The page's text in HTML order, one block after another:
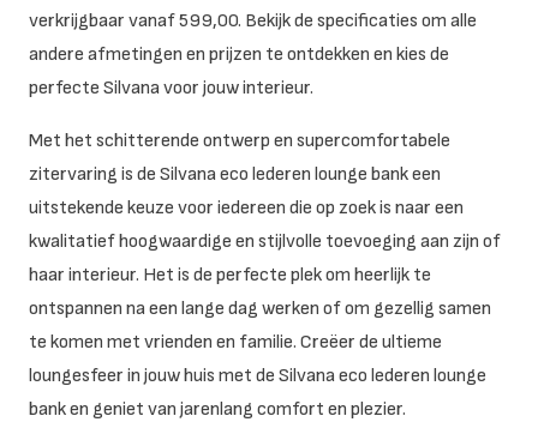
verkrijgbaar vanaf 599,00. Bekijk de specificaties om alle
andere afmetingen en prijzen te ontdekken en kies de
perfecte Silvana voor jouw interieur.
Met het schitterende ontwerp en supercomfortabele
zitervaring is de Silvana eco lederen lounge bank een
uitstekende keuze voor iedereen die op zoek is naar een
kwalitatief hoogwaardige en stijlvolle toevoeging aan zijn of
haar interieur. Het is de perfecte plek om heerlijk te
ontspannen na een lange dag werken of om gezellig samen
te komen met vrienden en familie. Creëer de ultieme
loungesfeer in jouw huis met de Silvana eco lederen lounge
bank en geniet van jarenlang comfort en plezier.